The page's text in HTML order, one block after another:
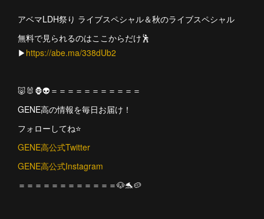
アベマLDH祭り ライブスペシャル＆秋のライブスペシャル
無料で見られるのはここからだけ🕺
▶︎ https://abe.ma/338dUb2
🐷🐰🦍👽＝＝＝＝＝＝＝＝＝＝＝
GENE高の情報を毎日お届け！
フォローしてね⭐️
GENE高公式Twitter
GENE高公式Instagram
＝＝＝＝＝＝＝＝＝＝＝＝🐶🐬🥔